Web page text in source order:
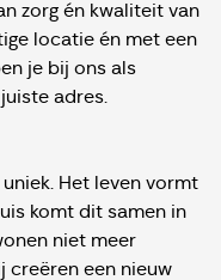
zorg én kwaliteit van
locatie én met een
je bij ons als
adres.
Het leven vormt
komt dit samen in
niet meer
creëren een nieuw